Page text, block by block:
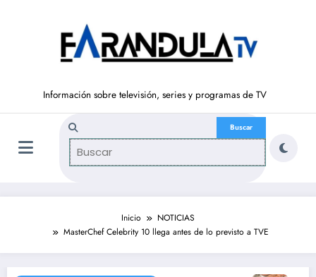
Información sobre televisión, series y programas de TV
Inicio
NOTICIAS
MasterChef Celebrity 10 llega antes de lo previsto a TVE